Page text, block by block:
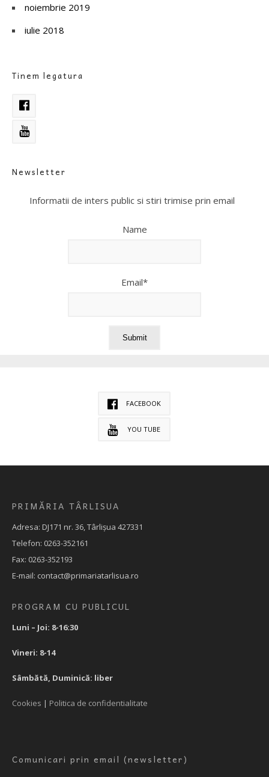
noiembrie 2019
iulie 2018
Tinem legatura
Newsletter
Informatii de inters public si stiri trimise prin email
Name
Email*
FACEBOOK
YOU TUBE
PRIMĂRIA TÂRLISUA
Adresa: DJ171 nr. 36, Târlișua 427331
Telefon: 0263-352161
Fax: 0263-352193
E-mail: contact@primariatarlisua.ro
PROGRAM CU PUBLICUL
Luni – Joi: 8-16:30
Vineri: 8-14
Sâmbătă, Duminică: liber
Cookies | Politica de confidentialitate
Comunicari prin email (newsletter)